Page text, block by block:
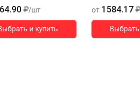
/шт
и купить
от 1584.17